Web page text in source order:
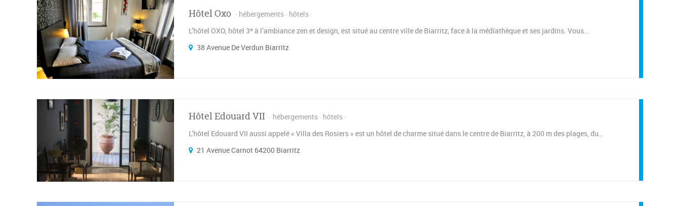
Hôtel Oxo hébergements hôtels
L’hôtel OXO, hôtel 3* à l’ambiance zen et design, est situé au centre ville de Biarritz, face à la médiathèque et ses jardins. Vous…
38 Avenue De Verdun Biarritz
Hôtel Edouard VII hébergements hôtels
L’hôtel Edouard VII aussi appelé « Villa des Rosiers » est un hôtel de charme situé dans le centre de Biarritz, à 200 m des plages, du…
21 Avenue Carnot 64200 Biarritz